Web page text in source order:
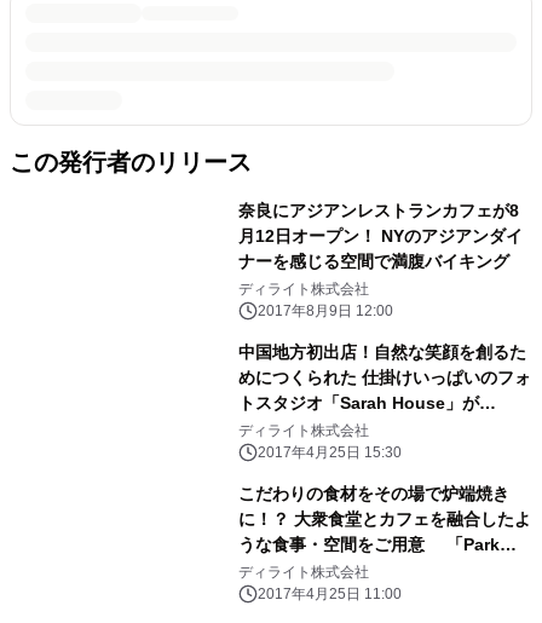
この発行者のリリース
奈良にアジアンレストランカフェが8
月12日オープン！ NYのアジアンダイ
ナーを感じる空間で満腹バイキング
ディライト株式会社
2017年8月9日 12:00
中国地方初出店！自然な笑顔を創るた
めにつくられた 仕掛けいっぱいのフォ
トスタジオ「Sarah House」が
「LECT広島 T-SITE」内に4月28日
(金)オープン
ディライト株式会社
2017年4月25日 15:30
こだわりの食材をその場で炉端焼き
に！？ 大衆食堂とカフェを融合したよ
うな食事・空間をご用意 「Park
Side Kitchen」を天理駅前広場
CoFuFun内にオープン
ディライト株式会社
2017年4月25日 11:00